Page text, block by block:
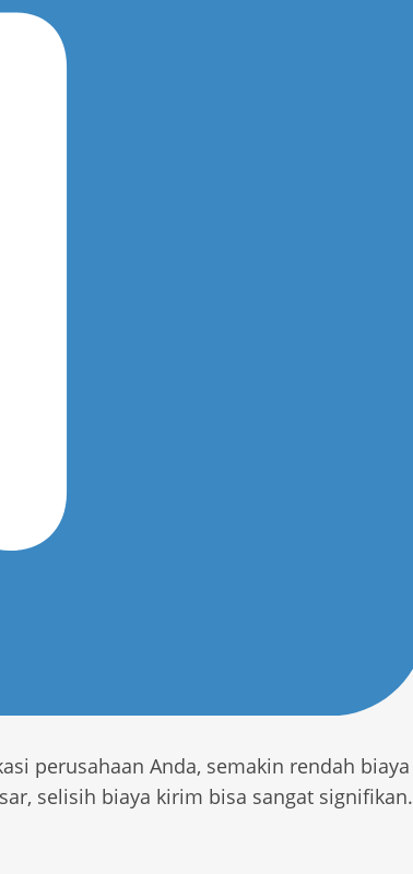
perusahaan Anda, semakin rendah biaya
selisih biaya kirim bisa sangat signifikan.